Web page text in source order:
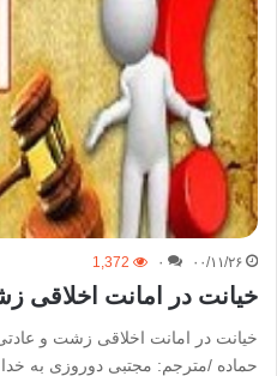
۰۰/۱۱/۲۶ ۰ 1,372
خیانت در امانت اخلاقی
خیانت در امانت اخلاقی زشت و
حماده /مترجم: مجتبی دوروزی به